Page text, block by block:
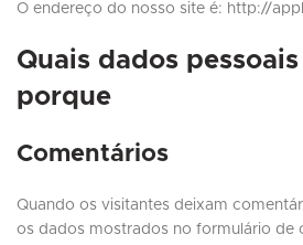
O endereço do nosso site é: http://
Quais dados
porque
Comentários
Quando os visitantes deixam
os dados mostrados no formulário de